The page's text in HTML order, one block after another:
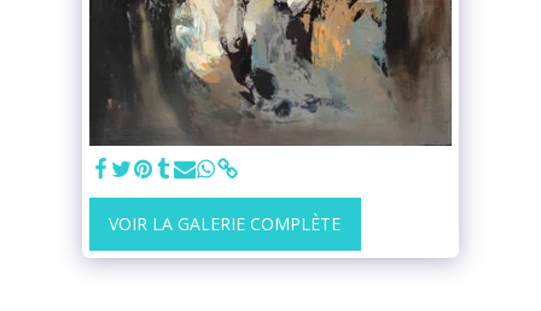
VOIR LA GALERIE COMPLÈTE